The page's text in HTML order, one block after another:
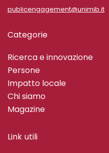
publicengagement@unimib.it
Categorie
Ricerca e innovazione
Persone
Impatto locale
Chi siamo
Magazine
Link utili